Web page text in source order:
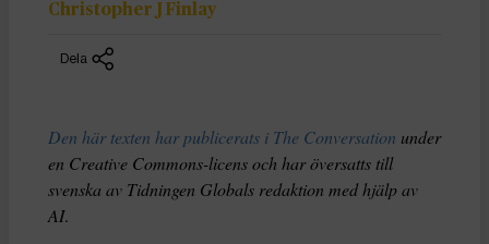
Christopher J Finlay
Dela
Den här texten har publicerats i The Conversation under
en Creative Commons-licens och har översatts till
svenska av Tidningen Globals redaktion med hjälp av
AI.